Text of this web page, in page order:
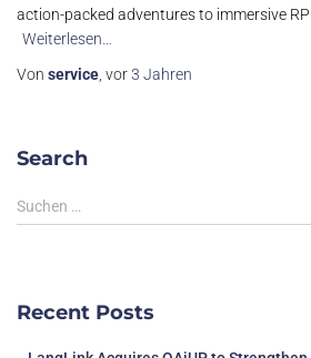
action-packed adventures to immersive
Weiterlesen…
Von service , vor3 Jahren
Search
Suchen …
Recent Posts